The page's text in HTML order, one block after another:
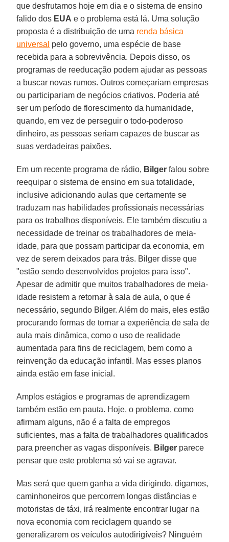
que desfrutamos hoje em dia e o sistema de ensino
falido dos EUA e o problema está lá. Uma solução
proposta é a distribuição de uma renda básica
universal pelo governo, uma espécie de base
recebida para a sobrevivência. Depois disso, os
programas de reeducação podem ajudar as pessoas
a buscar novas rumos. Outros começariam empresas
ou participariam de negócios criativos. Poderia até
ser um período de florescimento da humanidade,
quando, em vez de perseguir o todo-poderoso
dinheiro, as pessoas seriam capazes de buscar as
suas verdadeiras paixões.
Em um recente programa de rádio, Bilger falou sobre
reequipar o sistema de ensino em sua totalidade,
inclusive adicionando aulas que certamente se
traduzam nas habilidades profissionais necessárias
para os trabalhos disponíveis. Ele também discutiu a
necessidade de treinar os trabalhadores de meia-
idade, para que possam participar da economia, em
vez de serem deixados para trás. Bilger disse que
"estão sendo desenvolvidos projetos para isso".
Apesar de admitir que muitos trabalhadores de meia-
idade resistem a retornar à sala de aula, o que é
necessário, segundo Bilger. Além do mais, eles estão
procurando formas de tornar a experiência de sala de
aula mais dinâmica, como o uso de realidade
aumentada para fins de reciclagem, bem como a
reinvenção da educação infantil. Mas esses planos
ainda estão em fase inicial.
Amplos estágios e programas de aprendizagem
também estão em pauta. Hoje, o problema, como
afirmam alguns, não é a falta de empregos
suficientes, mas a falta de trabalhadores qualificados
para preencher as vagas disponíveis. Bilger parece
pensar que este problema só vai se agravar.
Mas será que quem ganha a vida dirigindo, digamos,
caminhoneiros que percorrem longas distâncias e
motoristas de táxi, irá realmente encontrar lugar na
nova economia com reciclagem quando se
generalizarem os veículos autodirigíveis? Ninguém